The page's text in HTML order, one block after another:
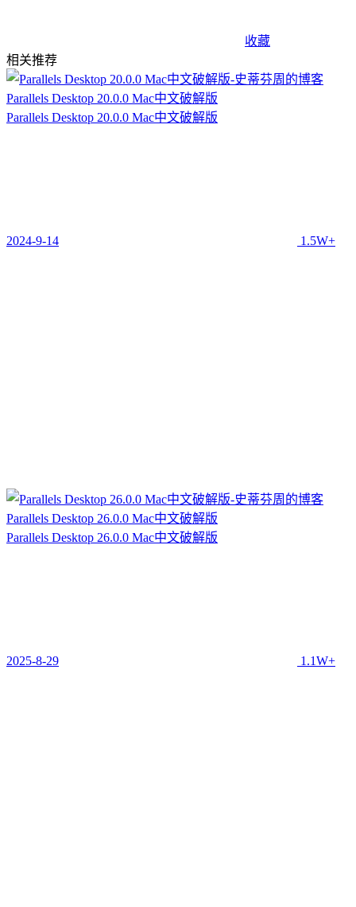
收藏
相关推荐
Parallels Desktop 20.0.0 Mac中文破解版
Parallels Desktop 20.0.0 Mac中文破解版
2024-9-14 1.5W+
Parallels Desktop 26.0.0 Mac中文破解版
Parallels Desktop 26.0.0 Mac中文破解版
2025-8-29 1.1W+